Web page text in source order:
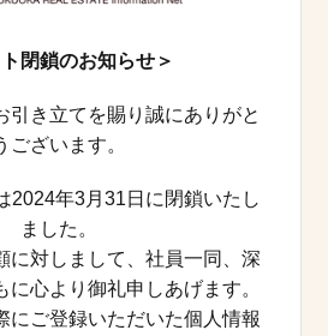
閉鎖のお知らせ＞
引き立てを賜り誠にありがと
ございます。
2024年3月31日に閉鎖いたし
ました。
に対しまして、社員一同、深
に心より御礼申しあげます。
にご登録いただいた個人情報